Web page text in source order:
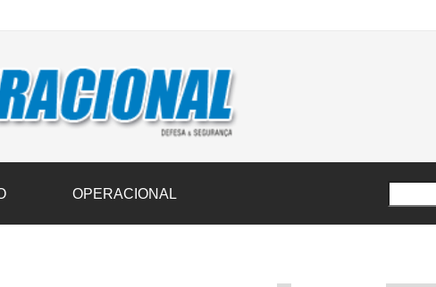
de donativos ao Rio Grande do Sul na maior campanha
OPERACIONAL